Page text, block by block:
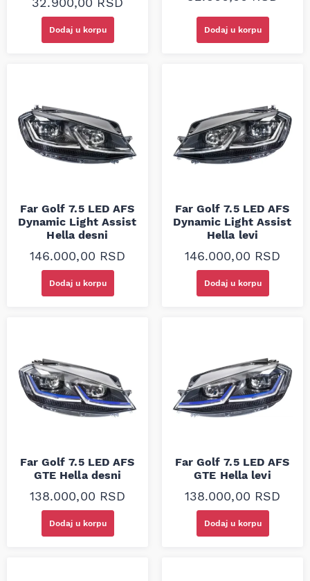
Dodaj u korpu Dodaj u korpu
Far Golf 7.5 LED AFS
Dynamic Light Assist
Hella desni
146.000,00 RSD
Dodaj u korpu
Far Golf 7.5 LED AFS
Dynamic Light Assist
Hella levi
146.000,00 RSD
Dodaj u korpu
Far Golf 7.5 LED AFS
GTE Hella desni
138.000,00 RSD
Dodaj u korpu
Far Golf 7.5 LED AFS
GTE Hella levi
138.000,00 RSD
Dodaj u korpu